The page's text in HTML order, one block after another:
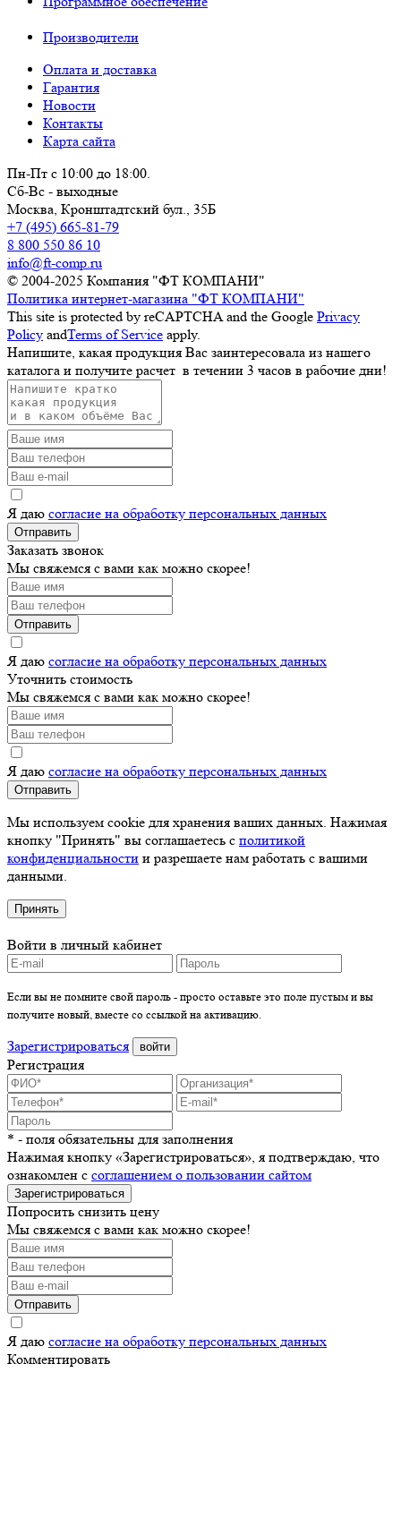
Производители
Оплата и доставка
Гарантия
Новости
Контакты
Карта сайта
Пн-Пт с 10:00 до 18:00.
Сб-Вс - выходные
Москва, Кронштадтский бул., 35Б
+7 (495) 665-81-79
8 800 550 86 10
info@ft-comp.ru
© 2004-2025 Компания "ФТ КОМПАНИ"
Политика интернет-магазина "ФТ КОМПАНИ"
This site is protected by reCAPTCHA and the Google Privacy
Policy andTerms of Service apply.
Напишите, какая продукция Вас заинтересовала из нашего
каталога и получите расчет в течении 3 часов в рабочие дни!
Я даю согласие на обработку персональных данных
Отправить
Заказать звонок
Мы свяжемся с вами как можно скорее!
Отправить
Я даю согласие на обработку персональных данных
Уточнить стоимость
Мы свяжемся с вами как можно скорее!
Я даю согласие на обработку персональных данных
Отправить
Мы используем cookie для хранения ваших данных. Нажимая
кнопку "Принять" вы соглашаетесь с политикой
конфиденциальности и разрешаете нам работать с вашими
данными.
Принять
Войти в личный кабинет
Если вы не помните свой пароль - просто оставьте это поле пустым и вы
получите новый, вместе со ссылкой на активацию.
Зарегистрироваться войти
Регистрация
* - поля обязательны для заполнения
Нажимая кнопку «Зарегистрироваться», я подтверждаю, что
ознакомлен с соглашением о пользовании сайтом
Зарегистрироваться
Попросить снизить цену
Мы свяжемся с вами как можно скорее!
Отправить
Я даю согласие на обработку персональных данных
Комментировать